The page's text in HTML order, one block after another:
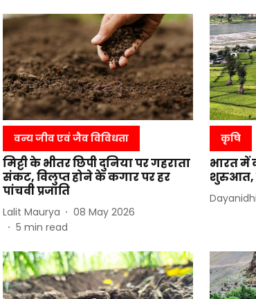
वन्य जीव एवं जैव विविधता
मिट्टी के भीतर छिपी दुनिया पर गहराता
संकट, विलुप्त होने के कगार पर हर
पांचवी प्रजाति
Lalit Maurya
08 May 2026
5 min read
कृषि
भारत में
शुरुआत,
Dayanidhi